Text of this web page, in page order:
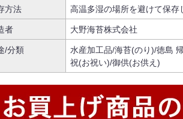
方法 高温多湿の場所を避けて保存
者 大野海苔株式会社
/分類
水産加工品/海苔(のり)/徳島
祝(お祝い)/御供(お供え)